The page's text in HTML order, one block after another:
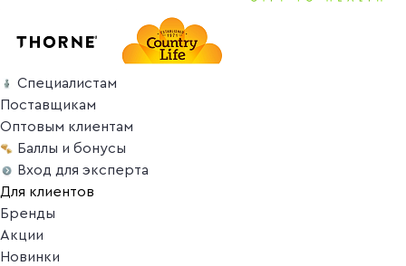
Специалистам
Поставщикам
Оптовым клиентам
Баллы и бонусы
Вход для эксперта
Для клиентов
Бренды
Акции
Новинки